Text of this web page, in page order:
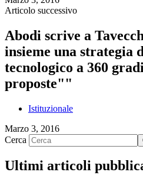
Articolo successivo
Abodi scrive a
insieme una strategia
tecnologico a 360
proposte""
Istituzionale
Marzo 3, 2016
Cerca
Ultimi articoli